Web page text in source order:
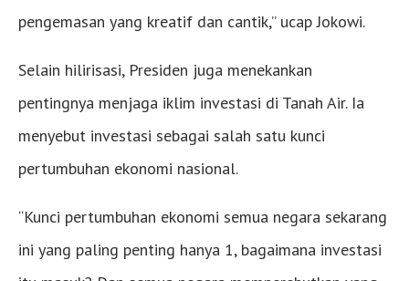
pengemasan yang kreatif dan cantik,” ucap Jokowi.
Selain hilirisasi, Presiden juga menekankan
pentingnya menjaga iklim investasi di Tanah Air. Ia
menyebut investasi sebagai salah satu kunci
pertumbuhan ekonomi nasional.
“Kunci pertumbuhan ekonomi semua negara sekarang
ini yang paling penting hanya 1, bagaimana investasi